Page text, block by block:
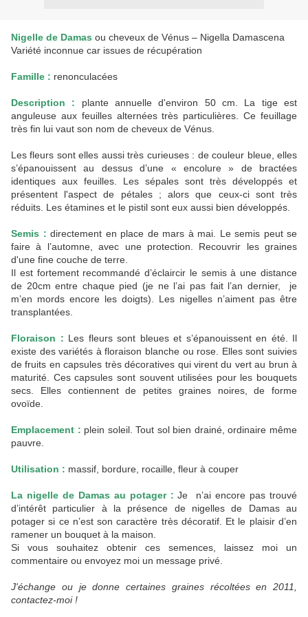
Nigelle de Damas ou cheveux de Vénus – Nigella Damascena
Variété inconnue car issues de récupération
Famille : renonculacées
Description :
plante annuelle d'environ 50 cm. La tige est
anguleuse aux feuilles alternées très particulières. Ce feuillage
très fin lui vaut son nom de cheveux de Vénus.
Les fleurs sont elles aussi très curieuses : de couleur bleue, elles
s’épanouissent au dessus d’une « encolure » de bractées
identiques aux feuilles. Les sépales sont très développés et
présentent l'aspect de pétales ; alors que ceux-ci sont très
réduits. Les étamines et le pistil sont eux aussi bien développés.
Semis : directement en place de mars à mai. Le semis peut se
faire à l’automne, avec une protection. Recouvrir les graines
d'une fine couche de terre.
Il est fortement recommandé d’éclaircir le semis à une distance
de 20cm entre chaque pied (je ne l’ai pas fait l’an dernier, je
m’en mords encore les doigts). Les nigelles n’aiment pas être
transplantées.
Floraison : Les fleurs sont bleues et s’épanouissent en été. Il
existe des variétés à floraison blanche ou rose. Elles sont suivies
de fruits en capsules très décoratives qui virent du vert au brun à
maturité. Ces capsules sont souvent utilisées pour les bouquets
secs. Elles contiennent de petites graines noires, de forme
ovoïde.
Emplacement : plein soleil. Tout sol bien drainé, ordinaire même
pauvre.
Utilisation : massif, bordure, rocaille, fleur à couper
La nigelle de Damas au potager : Je n’ai encore pas trouvé
d’intérêt particulier à la présence de nigelles de Damas au
potager si ce n’est son caractère très décoratif. Et le plaisir d’en
ramener un bouquet à la maison.
Si vous souhaitez obtenir ces semences, laissez moi un
commentaire ou envoyez moi un message privé.
J'échange ou je donne certaines graines récoltées en 2011,
contactez-moi !